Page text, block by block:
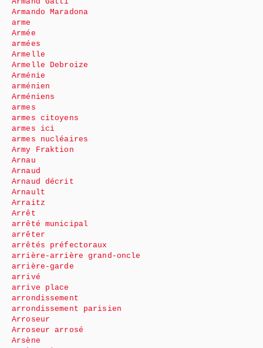
Armando Maradona
arme
Armée
armées
Armelle
Armelle Debroize
Arménie
arménien
Arméniens
armes
armes citoyens
armes ici
armes nucléaires
Army Fraktion
Arnau
Arnaud
Arnaud décrit
Arnault
Arraitz
Arrêt
arrêté municipal
arrêter
arrêtés préfectoraux
arrière-arrière grand-oncle
arrière-garde
arrivé
arrive place
arrondissement
arrondissement parisien
Arroseur
Arroseur arrosé
Arsène